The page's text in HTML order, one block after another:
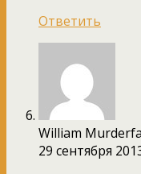
Ответить
William
29 сентября